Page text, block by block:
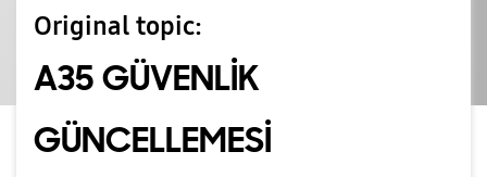
Original topic:
A35 GÜVENLİK
GÜNCELLEMESİ